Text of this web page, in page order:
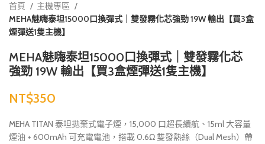
首頁
主機專區
MEHA魅嗨泰坦15000口換彈式｜雙發霧化芯強勁 19W 輸出【買3盒
煙彈送1隻主機】
MEHA魅嗨泰坦15000口換彈式｜雙發霧化芯
強勁 19W 輸出【買3盒煙彈送1隻主機】
NT$
MEHA TITAN 泰坦拋棄式電子煙，15,000 口超長續航、15ml 大容量
煙油 + 600mAh 可充電電池，搭載 0.6Ω 雙發熱絲（Dual Mesh）帶